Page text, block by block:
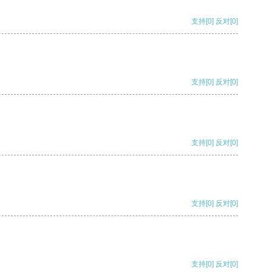
支持[0] 反对[0]
支持[0] 反对[0]
支持[0] 反对[0]
支持[0] 反对[0]
支持[0] 反对[0]